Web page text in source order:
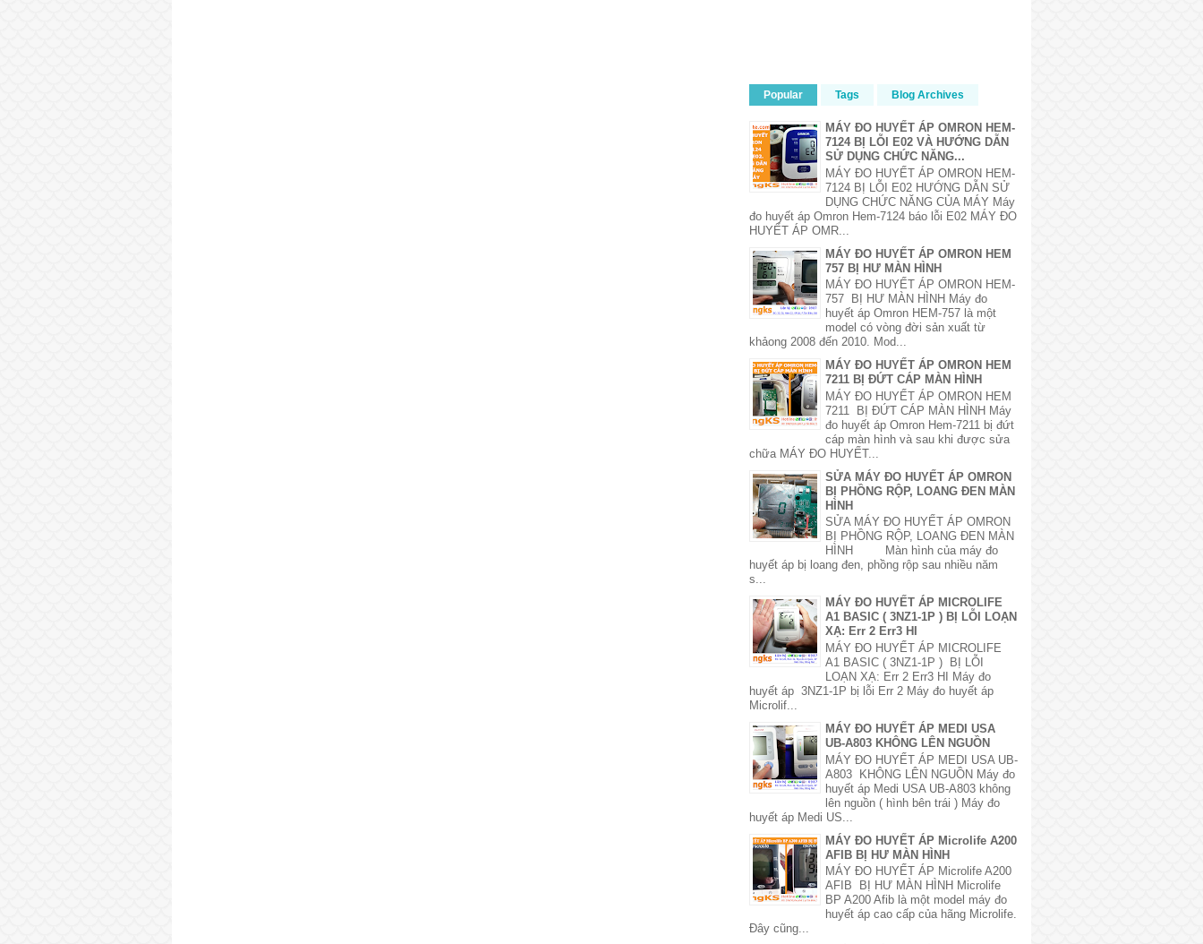
Popular Tags Blog Archives
MÁY ĐO HUYẾT ÁP OMRON HEM-
7124 BỊ LỖI E02 VÀ HƯỚNG DẪN
SỬ DỤNG CHỨC NĂNG...
MÁY ĐO HUYẾT ÁP OMRON HEM-
7124 BỊ LỖI E02 HƯỚNG DẪN SỬ
DỤNG CHỨC NĂNG CỦA MÁY Máy
đo huyết áp Omron Hem-7124 báo lỗi E02 MÁY ĐO
HUYẾT ÁP OMR...
MÁY ĐO HUYẾT ÁP OMRON HEM
757 BỊ HƯ MÀN HÌNH
MÁY ĐO HUYẾT ÁP OMRON HEM-
757 BỊ HƯ MÀN HÌNH Máy đo
huyết áp Omron HEM-757 là một
model có vòng đời sản xuất từ
khảong 2008 đến 2010. Mod...
MÁY ĐO HUYẾT ÁP OMRON HEM
7211 BỊ ĐỨT CÁP MÀN HÌNH
MÁY ĐO HUYẾT ÁP OMRON HEM
7211 BỊ ĐỨT CÁP MÀN HÌNH Máy
đo huyết áp Omron Hem-7211 bị đứt
cáp màn hình và sau khi được sửa
chữa MÁY ĐO HUYẾT...
SỬA MÁY ĐO HUYẾT ÁP OMRON
BỊ PHỒNG RỘP, LOANG ĐEN MÀN
HÌNH
SỬA MÁY ĐO HUYẾT ÁP OMRON
BỊ PHỒNG RỘP, LOANG ĐEN MÀN
HÌNH Màn hình của máy đo
huyết áp bị loang đen, phồng rộp sau nhiều năm
s...
MÁY ĐO HUYẾT ÁP MICROLIFE
A1 BASIC ( 3NZ1-1P ) BỊ LỖI LOẠN
XẠ: Err 2 Err3 HI
MÁY ĐO HUYẾT ÁP MICROLIFE
A1 BASIC ( 3NZ1-1P ) BỊ LỖI
LOẠN XẠ: Err 2 Err3 HI Máy đo
huyết áp 3NZ1-1P bị lỗi Err 2 Máy đo huyết áp
Microlif...
MÁY ĐO HUYẾT ÁP MEDI USA
UB-A803 KHÔNG LÊN NGUỒN
MÁY ĐO HUYẾT ÁP MEDI USA UB-
A803 KHÔNG LÊN NGUỒN Máy đo
huyết áp Medi USA UB-A803 không
lên nguồn ( hình bên trái ) Máy đo
huyết áp Medi US...
MÁY ĐO HUYẾT ÁP Microlife A200
AFIB BỊ HƯ MÀN HÌNH
MÁY ĐO HUYẾT ÁP Microlife A200
AFIB BỊ HƯ MÀN HÌNH Microlife
BP A200 Afib là một model máy đo
huyết áp cao cấp của hãng Microlife.
Đây cũng...